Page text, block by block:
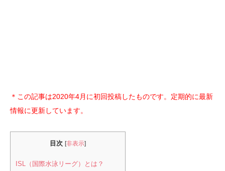
＊この記事は2020年4月に初回投稿したものです。定期的に最新
情報に更新しています。
目次 [非表示]
ISL（国際水泳リーグ）とは？